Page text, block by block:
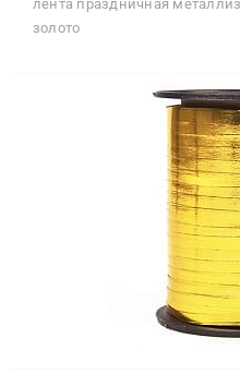
лента праздничная
золото